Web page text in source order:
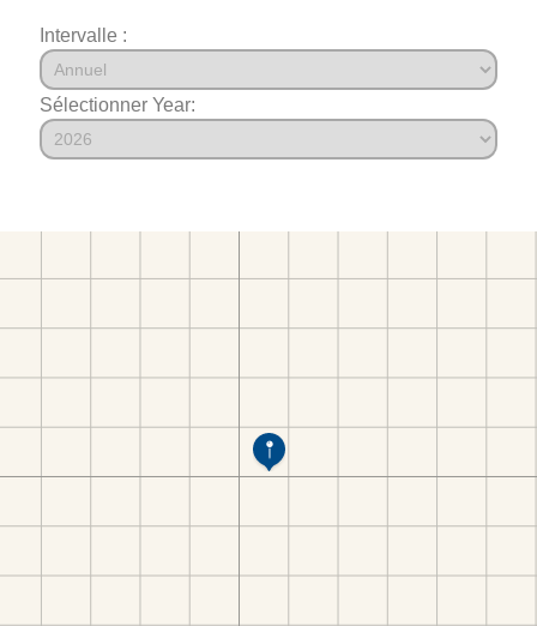
Intervalle :
Sélectionner Year: